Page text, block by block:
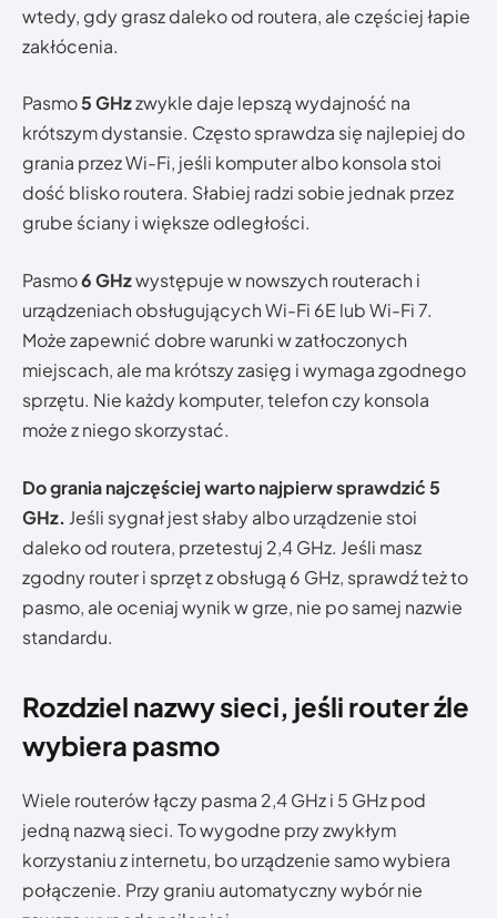
wtedy, gdy grasz daleko od routera, ale częściej łapie
zakłócenia.
Pasmo5 GHzzwykle daje lepszą wydajność na
krótszym dystansie. Często sprawdza się najlepiej do
grania przez Wi-Fi, jeśli komputer albo konsola stoi
dość blisko routera. Słabiej radzi sobie jednak przez
grube ściany i większe odległości.
Pasmo6 GHzwystępuje w nowszych routerach i
urządzeniach obsługujących Wi-Fi 6E lub Wi-Fi 7.
Może zapewnić dobre warunki w zatłoczonych
miejscach, ale ma krótszy zasięg i wymaga zgodnego
sprzętu. Nie każdy komputer, telefon czy konsola
może z niego skorzystać.
Do grania najczęściej warto najpierw sprawdzić 5
GHz. Jeśli sygnał jest słaby albo urządzenie stoi
daleko od routera, przetestuj 2,4 GHz. Jeśli masz
zgodny router i sprzęt z obsługą 6 GHz, sprawdź też to
pasmo, ale oceniaj wynik w grze, nie po samej nazwie
standardu.
Rozdziel nazwy sieci, jeśli router źle
wybiera pasmo
Wiele routerów łączy pasma 2,4 GHz i 5 GHz pod
jedną nazwą sieci. To wygodne przy zwykłym
korzystaniu z internetu, bo urządzenie samo wybiera
połączenie. Przy graniu automatyczny wybór nie